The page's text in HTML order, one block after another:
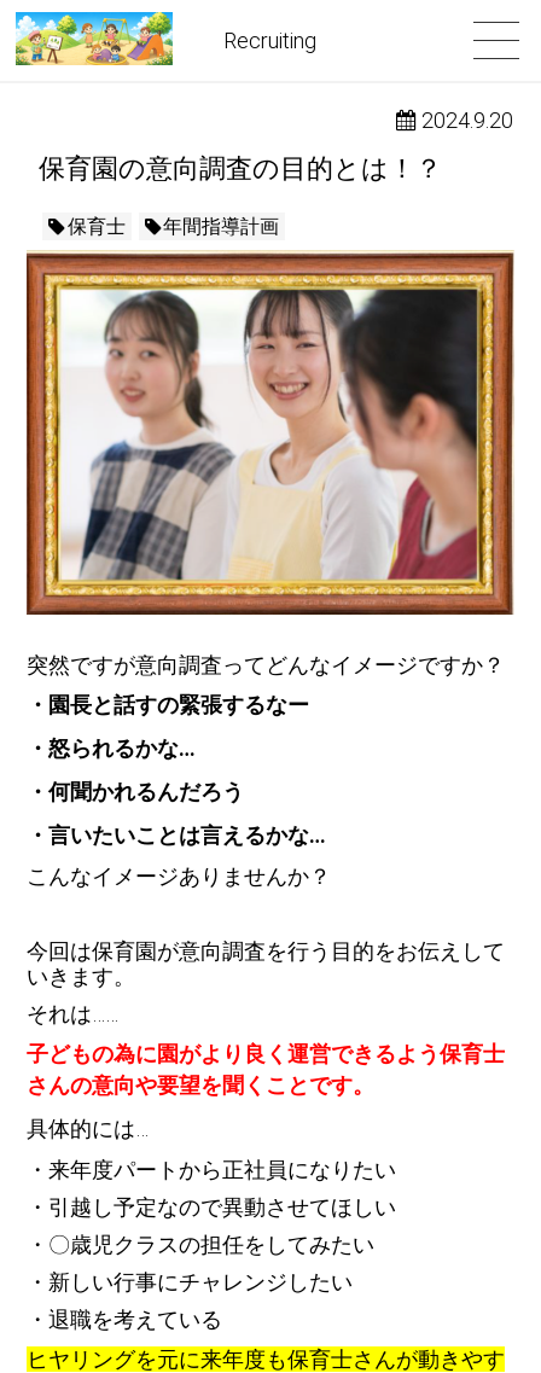
Recruiting
2024.9.20
保育園の意向調査の目的とは！？
保育士 年間指導計画
突然ですが意向調査ってどんなイメージですか？
・園長と話すの緊張するなー
・怒られるかな…
・何聞かれるんだろう
・言いたいことは言えるかな…
こんなイメージありませんか？
今回は保育園が意向調査を行う目的をお伝えして
いきます。
それは……
子どもの為に園がより良く運営できるよう保育士
さんの意向や要望を聞くことです。
具体的には…
・来年度パートから正社員になりたい
・引越し予定なので異動させてほしい
・〇歳児クラスの担任をしてみたい
・新しい行事にチャレンジしたい
・退職を考えている
ヒヤリングを元に来年度も保育士さんが動きやす